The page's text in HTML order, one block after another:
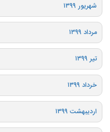
شهریور ۱۳۹۹
مرداد ۱۳۹۹
تیر ۱۳۹۹
خرداد ۱۳۹۹
اردیبهشت ۱۳۹۹